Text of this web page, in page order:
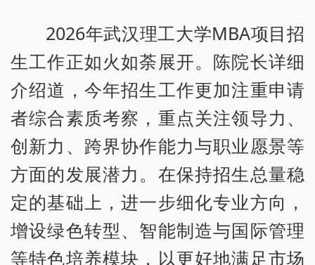
2026年武汉理工大学MBA项目招
生工作正如火如荼展开。陈院长详细
介绍道，今年招生工作更加注重申请
者综合素质考察，重点关注领导力、
创新力、跨界协作能力与职业愿景等
方面的发展潜力。在保持招生总量稳
定的基础上，进一步细化专业方向，
增设绿色转型、智能制造与国际管理
等特色培养模块，以更好地满足市场